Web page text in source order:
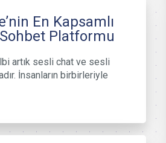
En Kapsamlı
Platformu
artık sesli chat ve sesli
İnsanların birbirleriyle